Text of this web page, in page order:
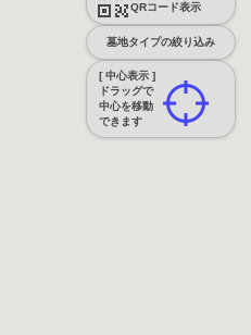
QRコード表示
墓地タイプの絞り込み
[ 中心表示 ]
ドラッグで
中心を移動
できます